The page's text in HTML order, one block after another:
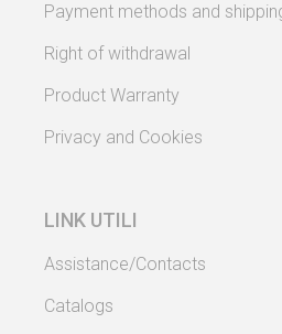
Payment methods and
Right of withdrawal
Product Warranty
Privacy and Cookies
LINK UTILI
Assistance/Contacts
Catalogs